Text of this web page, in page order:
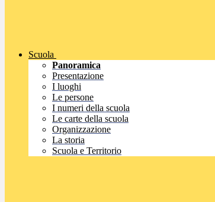
Scuola
Panoramica
Presentazione
I luoghi
Le persone
I numeri della scuola
Le carte della scuola
Organizzazione
La storia
Scuola e Territorio